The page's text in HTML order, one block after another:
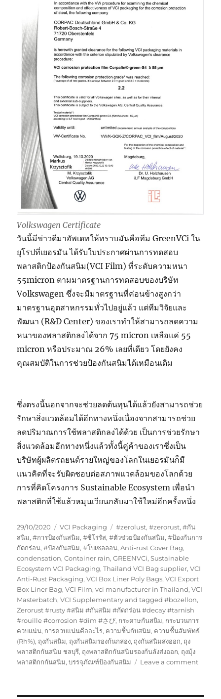
Volkswagen Certificate
วันนี้มีข่าวดีมาอัพเดทให้ทราบมันคือทีม GreenVCi ใน
ยุโรปที่เยอรมัน ได้รับใบประกาศผ่านการทดสอบ
พลาสติกป้องกันสนิม(VCI Film) ที่ระดับความหนา
55micron ตามมาตรฐานการทดสอบของบริษัท
Volkswagen ซึ่งจะมีมาตรฐานที่ค่อนข้างสูงกว่า
มาตรฐานอุตสาหกรรมทั่วไปอยู่แล้ว แต่ทีมวิจัยและ
พัฒนา (R&D Center) ของเราทำให้สามารถลดความ
หนาของพลาสติกลงได้จาก 75 micron เหลือแค่ 55
micron หรือประมาณ 26% เลยที่เดียว โดยยังคง
คุณสมบัติในการช่วยป้องกันสนิมได้เหมือนเดิม
ซึ่งตรงนี้นอกจากจะช่วยลดต้นทุนได้แล้วยังสามารถช่วย
รักษาสิ่งแวดล้อมได้อีกทางหนึ่งเนื่องจากสามารถช่วย
ลดปริมาณการใช้พลาสติกลงได้ด้วย เป็นการช่วยรักษา
สิ่งแวดล้อมอีกทางหนึ่งแล้วทั้งนี้คู่ค้าของเราซึ่งเป็น
บริษัทผู้ผลิตรถยนต์รายใหญ่ของโลกในเยอรมันก็มี
แนวคิดที่จะรับผิดชอบต่อสภาพแวดล้อมของโลกด้วย
การที่คิดโครงการ Sustainable Ecosystem เพื่อนำ
พลาสติกที่ใช้แล้วหมุนเวียนกลับมาใช้ใหม่อีกครั้งหนึ่ง
Posted
on
29/10/2020 Categories
VCI Packaging Tags
#zerolust,#zerorust,#กัน
สนิม,#การป้องกันสนิม,#ซีโร่รัส,#ตัวช่วยป้องกันสนิม,#ป้องกันการ
กัดกร่อน,#ป้องกันสนิม,#โบเซลลอน,Anti-rust Cover Bag,
condensation,Container rain,GREENVCi,Sustainable
Ecosystem VCI Packaging,Thailand VCI Bag supplier,VCI
Anti-Rust Packaging,VCI Box Liner Poly Bags,VCI Export
Box Liner Bag,VCI Film,vci manufacturer in Thailand,VCI
Masterbatch,VCI Supplementary and tagged #bozellon,
Zerorust #rusty #สนิม #กันสนิม #กัดกร่อน #decay #tarnish
#rouille #corrosion #dim #さび, กระดาษกันสนิม, กระบวนการ
ควบแน่น, การควบแน่นคืออะไร, ความชื้นกับสนิม, ความชื้นสัมพัทธ์
(Rh%), ถุงกันสนิม, ถุงกันสนิมรองก้นกล่อง, ถุงกันสนิมส่งออก, ถุง
พลาสติกกันสนิม ชลบุรี, ถุงพลาสติกกันสนิมรองก้นลังส่งออก, ถุงมุ้ง
พลาสติกกกันสนิม,บรรจุภัณฑ์ป้องกันสนิม Leave a commenton